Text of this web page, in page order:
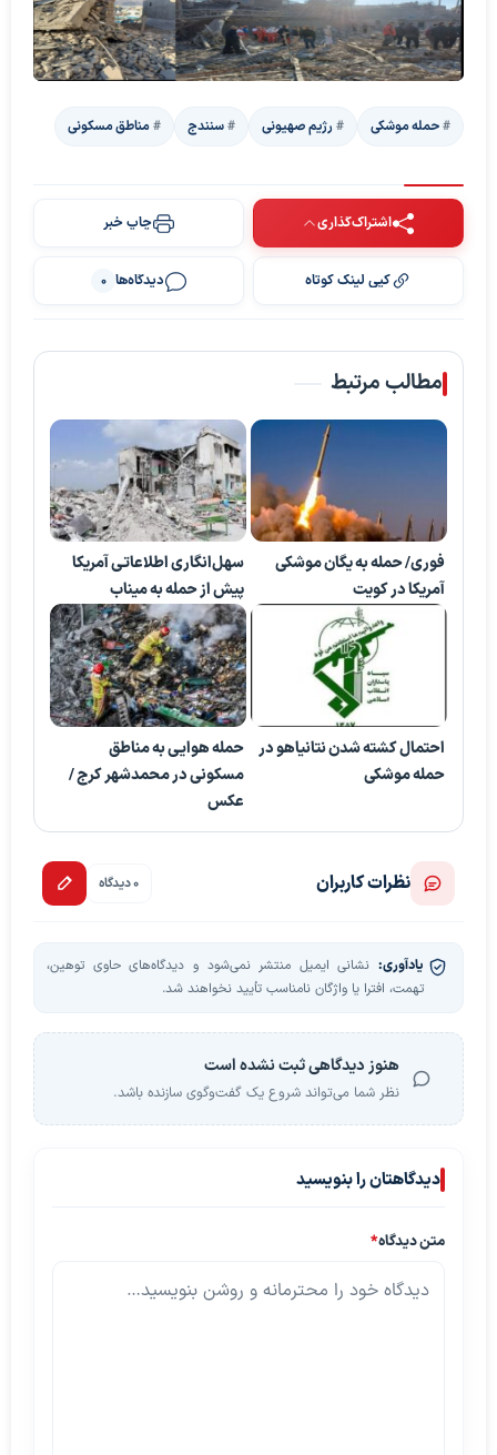
حمله موشکی رژیم صهیونی سنندج مناطق مسکونی
اشتراک‌گذاری چاپ خبر
کپی لینک کوتاه دیدگاه‌ها 0
مطالب مرتبط
فوری/ حمله به یگان موشکی
آمریکا در کویت
سهل‌انگاری اطلاعاتی آمریکا
پیش از حمله به میناب
احتمال کشته شدن نتانیاهو در
حمله موشکی
حمله هوایی به مناطق
مسکونی در محمدشهر کرج /
عکس
نظرات کاربران 0 دیدگاه
یادآوری: نشانی ایمیل منتشر نمی‌شود و دیدگاه‌های حاوی توهین،
تهمت، افترا یا واژگان نامناسب تأیید نخواهند شد.
هنوز دیدگاهی ثبت نشده است
نظر شما می‌تواند شروع یک گفت‌وگوی سازنده باشد.
دیدگاهتان را بنویسید
متن دیدگاه*